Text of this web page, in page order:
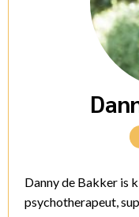
Danny de Bakker is
psychotherapeut,